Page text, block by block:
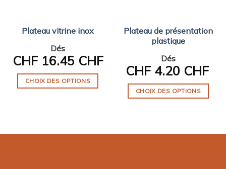
Plateau vitrine inox
Dés
CHF16.45 CHF
CHOIX DES OPTIONS
Plateau de présentation
plastique
Dés
CHF4.20 CHF
CHOIX DES OPTIONS